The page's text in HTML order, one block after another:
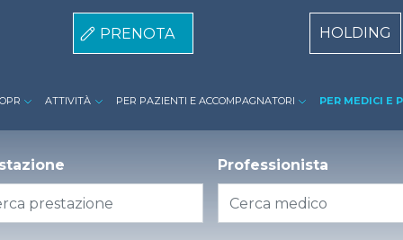
PRENOTA
Centri
HOLDING
ATTIVITÀ PER PAZIENTI E ACCOMPAGNATORI PER MEDICI E
Professionista